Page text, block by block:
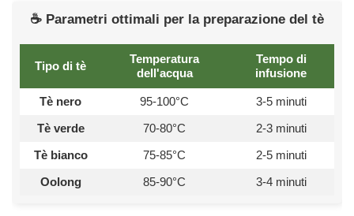
☕ Parametri ottimali per la preparazione del tè
Tipo di tè
Temperatura
dell'acqua
Tempo di
infusione
Tè nero 95-100°C 3-5 minuti
Tè verde 70-80°C 2-3 minuti
Tè bianco 75-85°C 2-5 minuti
Oolong 85-90°C 3-4 minuti